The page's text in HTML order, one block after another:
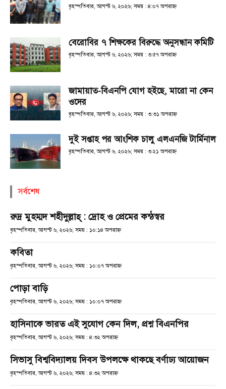
বৃহস্পতিবার, আগস্ট ৬, ২০২৬; সময় : ৪:০৭ অপরাহ্ণ
বেরোবির ৭ শিক্ষকের বিরুদ্ধে অনুসন্ধান কমিটি
বৃহস্পতিবার, আগস্ট ৬, ২০২৬; সময় : ৩:৫৭ অপরাহ্ণ
জামায়াত-বিএনপি যোগ হইছে, মারো না কেন
ওদের
বৃহস্পতিবার, আগস্ট ৬, ২০২৬; সময় : ৩:৩১ অপরাহ্ণ
দুই সপ্তাহ পর আংশিক চালু এলএনজি টার্মিনাল
বৃহস্পতিবার, আগস্ট ৬, ২০২৬; সময় : ৩:২১ অপরাহ্ণ
সর্বশেষ
রুদ্র মুহম্মদ শহীদুল্লাহ্ : দ্রোহ ও প্রেমের কন্ঠস্বর
বৃহস্পতিবার, আগস্ট ৬, ২০২৬; সময় : ১০:১৪ অপরাহ্ণ
কবিতা
বৃহস্পতিবার, আগস্ট ৬, ২০২৬; সময় : ১০:০৭ অপরাহ্ণ
পোড়া বাড়ি
বৃহস্পতিবার, আগস্ট ৬, ২০২৬; সময় : ১০:০৭ অপরাহ্ণ
হাসিনাকে ভারত এই সুযোগ কেন দিল, প্রশ্ন বিএনপির
বৃহস্পতিবার, আগস্ট ৬, ২০২৬; সময় : ৪:৩২ অপরাহ্ণ
সিভাসু বিশ্ববিদ্যালয় দিবস উপলক্ষে থাকছে বর্ণাঢ্য আয়োজন
বৃহস্পতিবার, আগস্ট ৬, ২০২৬; সময় : ৪:৩২ অপরাহ্ণ